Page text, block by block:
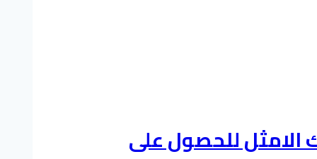
الامثل للحصول على